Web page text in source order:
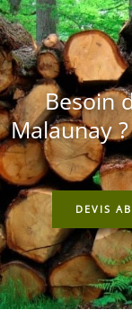
Besoin
Malaunay
DEVIS